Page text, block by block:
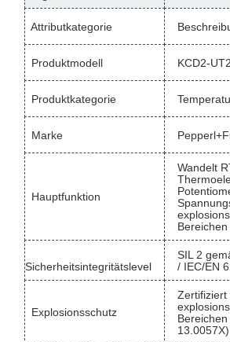
Attributkategorie
Produktmodell KCD2-
Produktkategorie
Marke
Hauptfunktion
Wandelt
Sicherheitsintegritätslevel
SIL 2
/ IEC/EN
Explosionsschutz
Zertifiziert
13.0057X)